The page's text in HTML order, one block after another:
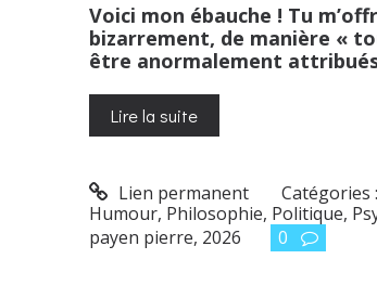
Voici mon ébauche ! Tu
bizarrement, de manière «
être anormalement attribués
Lire la suite
Lien permanent Catégories :
Humour, Philosophie, Politique,
payen pierre, 2026 0